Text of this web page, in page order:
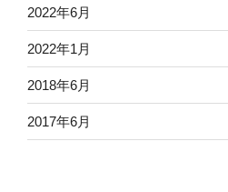
2022年6月
2022年1月
2018年6月
2017年6月